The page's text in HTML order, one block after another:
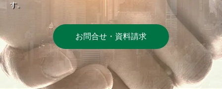
す。
お問合せ・資料請求